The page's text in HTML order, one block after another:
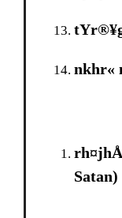
nkhr«
Satan)